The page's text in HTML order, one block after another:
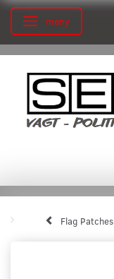
Ändra navigering
meny
Flag Patches